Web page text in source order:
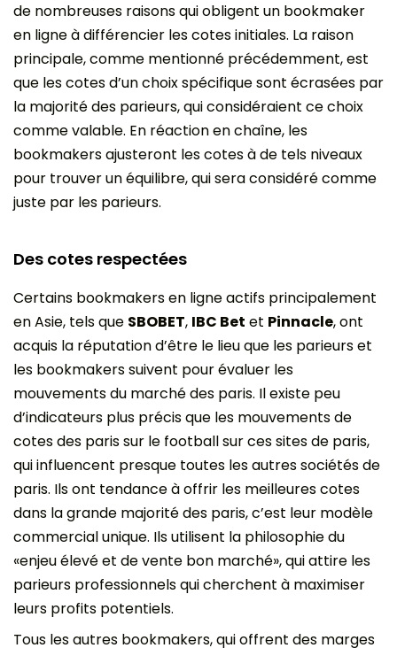
de nombreuses raisons qui obligent un bookmaker
en ligne à différencier les cotes initiales. La raison
principale, comme mentionné précédemment, est
que les cotes d’un choix spécifique sont écrasées par
la majorité des parieurs, qui considéraient ce choix
comme valable. En réaction en chaîne, les
bookmakers ajusteront les cotes à de tels niveaux
pour trouver un équilibre, qui sera considéré comme
juste par les parieurs.
Des cotes respectées
Certains bookmakers en ligne actifs principalement
en Asie, tels que SBOBET, IBC Bet et Pinnacle, ont
acquis la réputation d’être le lieu que les parieurs et
les bookmakers suivent pour évaluer les
mouvements du marché des paris. Il existe peu
d’indicateurs plus précis que les mouvements de
cotes des paris sur le football sur ces sites de paris,
qui influencent presque toutes les autres sociétés de
paris. Ils ont tendance à offrir les meilleures cotes
dans la grande majorité des paris, c’est leur modèle
commercial unique. Ils utilisent la philosophie du
«enjeu élevé et de vente bon marché», qui attire les
parieurs professionnels qui cherchent à maximiser
leurs profits potentiels.
Tous les autres bookmakers, qui offrent des marges